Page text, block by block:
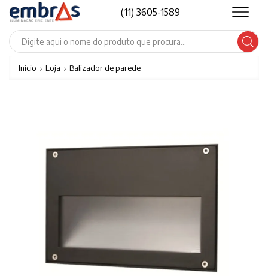
(11) 3605-1589
Search
Início Loja Balizador de parede